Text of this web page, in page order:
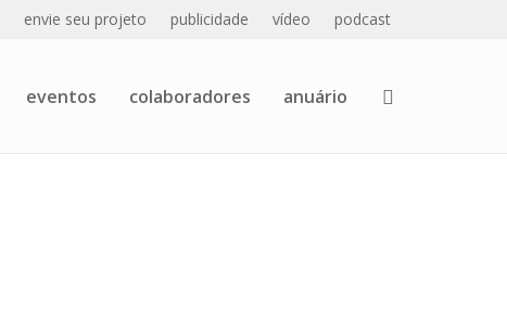
envie seu projeto publicidade vídeo podcast
eventos colaboradores anuário